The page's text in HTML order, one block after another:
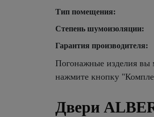
Тип помещения:
Степень шумоизоляции:
Гарантия производителя:
Погонажные изделия вы
нажмите кнопку
Двери